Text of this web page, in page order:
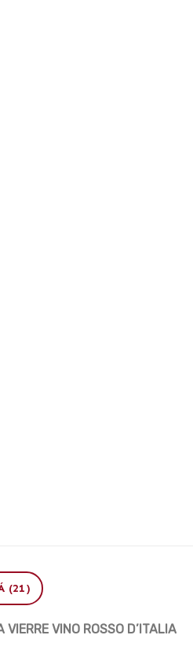
(21)
VIERRE VINO ROSSO D’ITALIA